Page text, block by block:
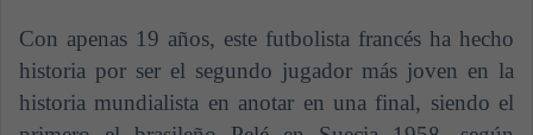
Con apenas 19 años, este futbolista francés ha hecho
historia por ser el segundo jugador más joven en la
historia mundialista en anotar en una final, siendo el